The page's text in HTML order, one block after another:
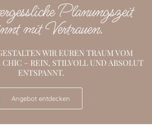
Planungszeit
mit Vertrauen.
WIR EUREN TRAUM VOM
– REIN, STILVOLL UND ABSOLUT
ENTSPANNT.
Angebot entdecken